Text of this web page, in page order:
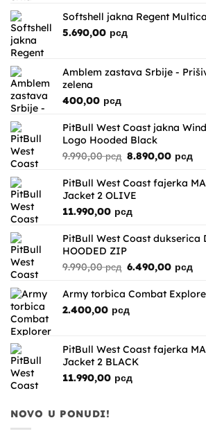
Softshell jakna Regent
5.690,00 рсд
Amblem zastava Srbije -
zelena
400,00 рсд
PitBull West Coast jakna
Logo Hooded Black
9.990,00рсд Originalna
je
bila:
8.890,00 рсд
je:
PitBull West Coast fajerka
Jacket 2 OLIVE
11.990,00 рсд
PitBull West Coast dukserica
HOODED ZIP
9.990,00рсд Originalna
je
9.990,00 рсд.
6.490,00 рсд
je:
Army torbica Combat
2.400,00 рсд
PitBull West Coast fajerka
Jacket 2 BLACK
11.990,00 рсд
NOVO U PONUDI!